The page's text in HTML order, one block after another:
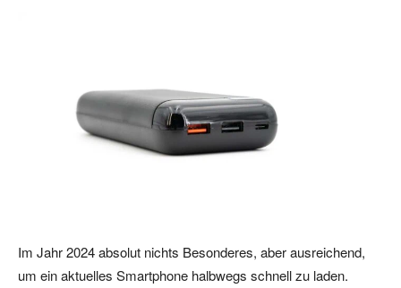
Im Jahr 2024 absolut nichts Besonderes, aber ausreichend,
um ein aktuelles Smartphone halbwegs schnell zu laden.